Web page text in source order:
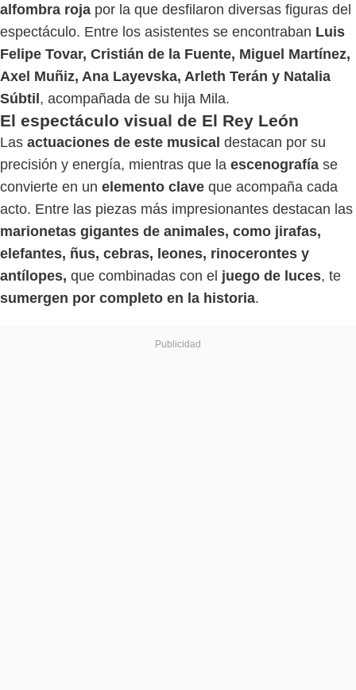
alfombra roja por la que desfilaron diversas figuras del
espectáculo. Entre los asistentes se encontraban Luis
Felipe Tovar, Cristián de la Fuente, Miguel Martínez,
Axel Muñiz, Ana Layevska, Arleth Terán y Natalia
Súbtil, acompañada de su hija Mila.
El espectáculo visual de El Rey León
Las actuaciones de este musical destacan por su
precisión y energía, mientras que la escenografía se
convierte en un elemento clave que acompaña cada
acto. Entre las piezas más impresionantes destacan las
marionetas gigantes de animales, como jirafas,
elefantes, ñus, cebras, leones, rinocerontes y
antílopes, que combinadas con el juego de luces, te
sumergen por completo en la historia.